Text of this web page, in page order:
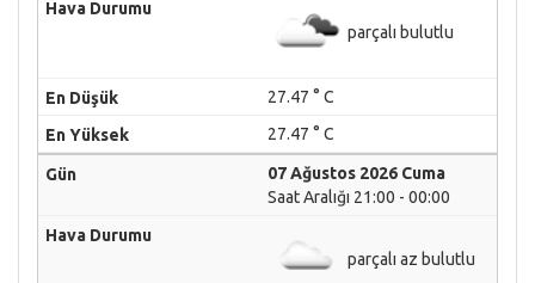
parçalı bulutlu
27.47 ° C
27.47 ° C
07 Ağustos 2026 Cuma
Saat Aralığı 21:00 - 00:00
parçalı az bulutlu